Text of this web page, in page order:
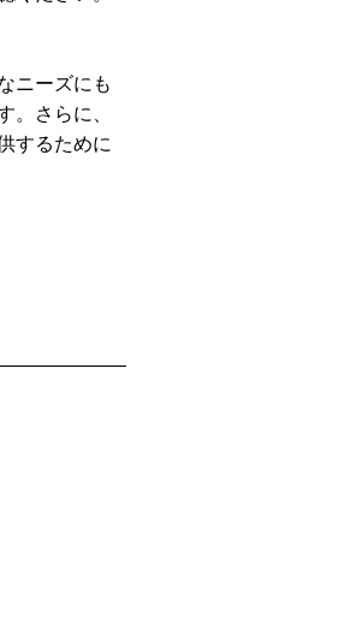
ニーズにも
。さらに、
するために